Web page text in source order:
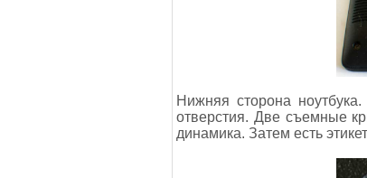
Нижняя сторона
отверстия. Две съемные
динамика. Затем есть